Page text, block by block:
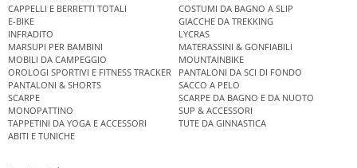
CAPPELLI E BERRETTI TOTALI
COSTUMI DA BAGNO A SLIP
E-BIKE
GIACCHE DA TREKKING
INFRADITO
LYCRAS
MARSUPI PER BAMBINI
MATERASSINI & GONFIABILI
MOBILI DA CAMPEGGIO
MOUNTAINBIKE
OROLOGI SPORTIVI E FITNESS TRACKER
PANTALONI DA SCI DI FONDO
PANTALONI & SHORTS
SACCO A PELO
SCARPE
SCARPE DA BAGNO E DA NUOTO
MONOPATTINO
SUP & ACCESSORI
TAPPETINI DA YOGA E ACCESSORI
TUTE DA GINNASTICA
ABITI E TUNICHE